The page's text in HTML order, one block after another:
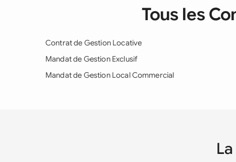
Tous les
Contrat de Gestion Locative
Mandat de Gestion Exclusif
Mandat de Gestion Local Commercial
La